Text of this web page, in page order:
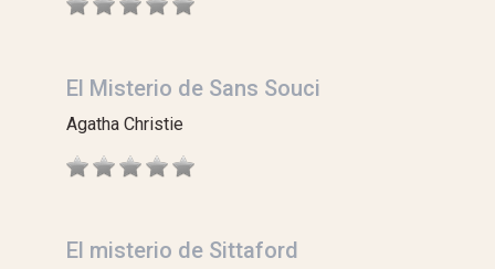
El Misterio de Sans Souci
Agatha Christie
El misterio de Sittaford